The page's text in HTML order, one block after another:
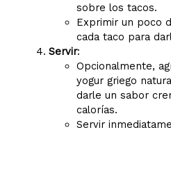
sobre los tacos.
Exprimir un poco
cada taco para
Servir:
Opcionalmente,
yogur griego
darle un sabor
calorías.
Servir